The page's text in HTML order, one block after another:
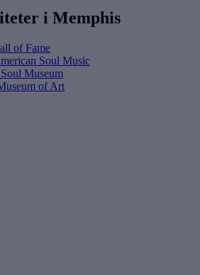
i Memphis
of Fame
Soul Music
Museum
of Art